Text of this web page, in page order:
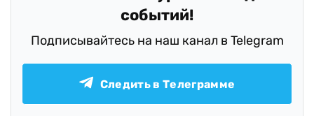
событий!
Подписывайтесь на наш канал в Telegram
Следить в Телеграмме